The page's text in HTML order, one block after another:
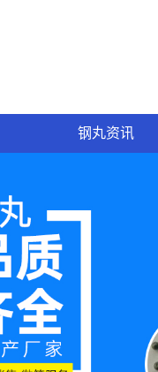
钢丸资讯